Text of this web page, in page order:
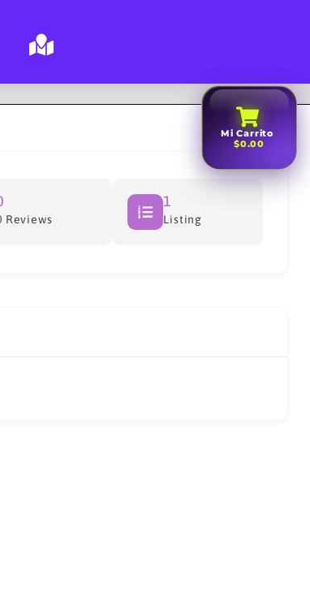
Mi Carrito
$0.00
Reviews
1
Listing